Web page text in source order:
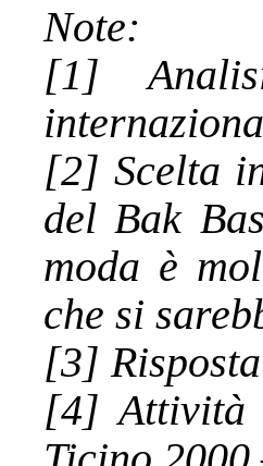
Note:
[1]
[2] Scelta
del Bak
moda è
che si
[3]
[4] Attività